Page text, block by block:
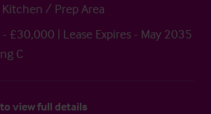
/ Prep Area
£30,000 | Lease Expires - May 2035
C
to view full details